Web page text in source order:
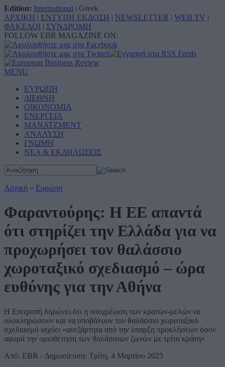
Edition: International | Greek
ΑΡΧΙΚΗ | ΕΝΤΥΠΗ ΕΚΔΟΣΗ | NEWSLETTER | WEB TV |
ΦΑΚΕΛΟΙ | ΣΥΝΔΡΟΜΗ
FOLLOW EBR MAGAZINE ON:
MENU
ΕΥΡΩΠΗ
ΔΙΕΘΝΗ
ΟΙΚΟΝΟΜΙΑ
ΕΝΕΡΓΕΙΑ
ΜΑΝΑΤΖΜΕΝΤ
ΑΝΑΛΥΣΗ
ΓΝΩΜΗ
ΝΕΑ & ΕΚΔΗΛΩΣΕΙΣ
Αρχική » Ευρώπη
Φαραντούρης: Η ΕΕ απαντά
ότι στηρίζει την Ελλάδα για να
προχωρήσει τον θαλάσσιο
χωροταξικό σχεδιασμό – ώρα
ευθύνης για την Αθήνα
H Επιτροπή δηλώνει ότι η υποχρέωση των κρατών-μελών να
ολοκληρώσουν και να υποβάλουν τον θαλάσσιο χωροταξικό
σχεδιασμό ισχύει «ανεξάρτητα από την ύπαρξη προκλήσεων όσον
αφορά την οριοθέτηση των θαλάσσιων ζωνών με τρίτα κράτη»
Από: EBR - Δημοσίευση: Τρίτη, 4 Μαρτίου 2025